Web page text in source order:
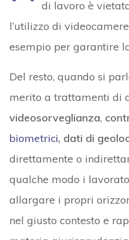
di lavoro è
l’utilizzo di
esempio per garantire
Del resto, quando si
merito a trattamenti di
videosorveglianza,
biometrici, dati di
direttamente o
qualche modo i
allargare i propri
nel giusto contesto e